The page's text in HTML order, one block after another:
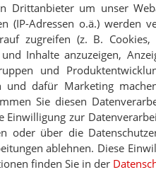
Drittanbieter um unser
(IP-Adressen o.ä.)
zugreifen (z. B. Cookies,
Inhalte anzuzeigen,
und
und dafür Marketing
Sie diesen
Einwilligung zur
oder über die
ablehnen. Diese
finden Sie in der
& Datenschutz
oft nicht
DURCH
durchgefallen